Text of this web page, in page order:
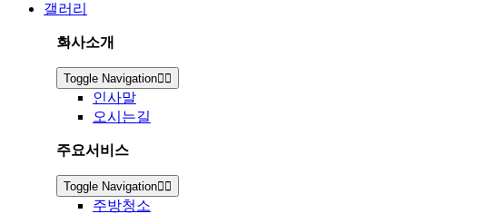
갤러리
회사소개
Toggle Navigation
인사말
오시는길
주요서비스
Toggle Navigation
주방청소